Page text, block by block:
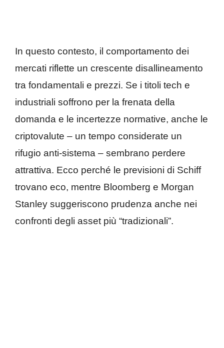
In questo contesto, il comportamento dei
mercati riflette un crescente disallineamento
tra fondamentali e prezzi. Se i titoli tech e
industriali soffrono per la frenata della
domanda e le incertezze normative, anche le
criptovalute – un tempo considerate un
rifugio anti-sistema – sembrano perdere
attrattiva. Ecco perché le previsioni di Schiff
trovano eco, mentre Bloomberg e Morgan
Stanley suggeriscono prudenza anche nei
confronti degli asset più “tradizionali”.